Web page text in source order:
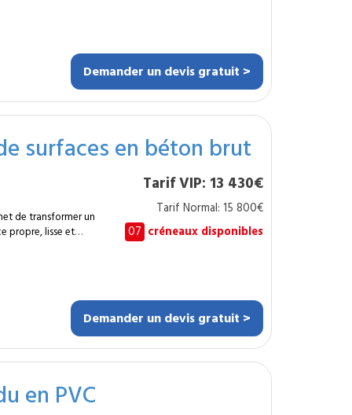
habilités
sensibles et
Une
pour
retrait complet.
durable en
en sécurité est
Demander un devis gratuit >
surfaces en béton brut
de transformer un
propre, lisse et
grandes
d’accroche.
surfaces.
décoratif).
est
facile à
Tarif VIP: 13 430€
Tarif Normal: 15 800€
07 créneaux disponibles
Demander un devis gratuit >
en PVC